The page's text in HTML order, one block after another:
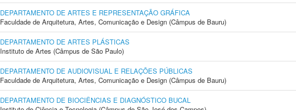
DEPARTAMENTO DE ARTES E REPRESENTAÇÃO GRÁFICA
Faculdade de Arquitetura, Artes, Comunicação e Design (Câmpus de Bauru)
DEPARTAMENTO DE ARTES PLÁSTICAS
Instituto de Artes (Câmpus de São Paulo)
DEPARTAMENTO DE AUDIOVISUAL E RELAÇÕES PÚBLICAS
Faculdade de Arquitetura, Artes, Comunicação e Design (Câmpus de Bauru)
DEPARTAMENTO DE BIOCIÊNCIAS E DIAGNÓSTICO BUCAL